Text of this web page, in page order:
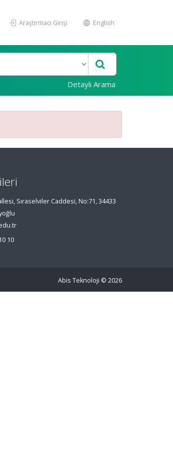
Araştırmacı Girişi English
Detaylı Arama
Sıraselviler Caddesi, No:71, 34433
10
Abis Teknoloji © 2026